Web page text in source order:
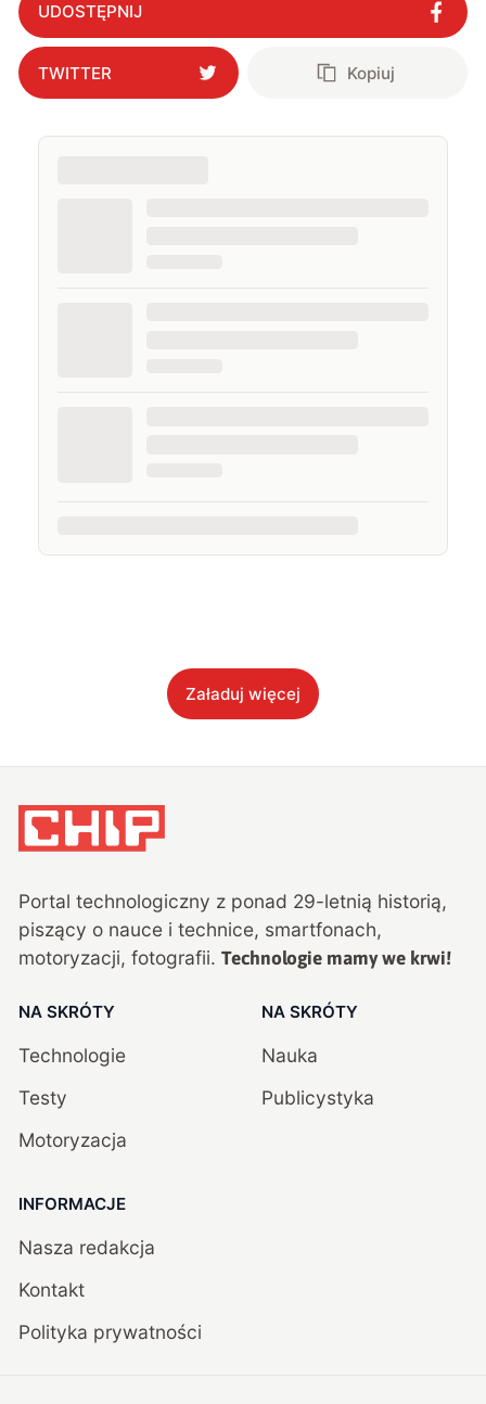
UDOSTĘPNIJ
TWITTER Kopiuj
Załaduj więcej
Portal technologiczny z ponad 29-letnią historią,
piszący o nauce i technice, smartfonach,
motoryzacji, fotografii. Technologie mamy we krwi!
NA SKRÓTY
Technologie
Testy
Motoryzacja
NA SKRÓTY
Nauka
Publicystyka
INFORMACJE
Nasza redakcja
Kontakt
Polityka prywatności